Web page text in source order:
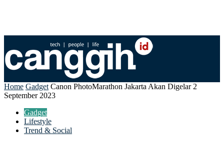
Home Gadget Canon PhotoMarathon Jakarta Akan Digelar 2
September 2023
Gadget
Lifestyle
Trend & Social